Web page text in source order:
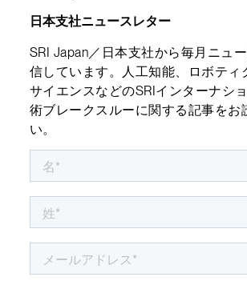
日本支社ニュースレター
SRI Japan／日本支社から毎月ニュ
信しています。人工知能、ロボティ
サイエンスなどのSRIインターナシ
術ブレークスルーに関する記事をお
い。